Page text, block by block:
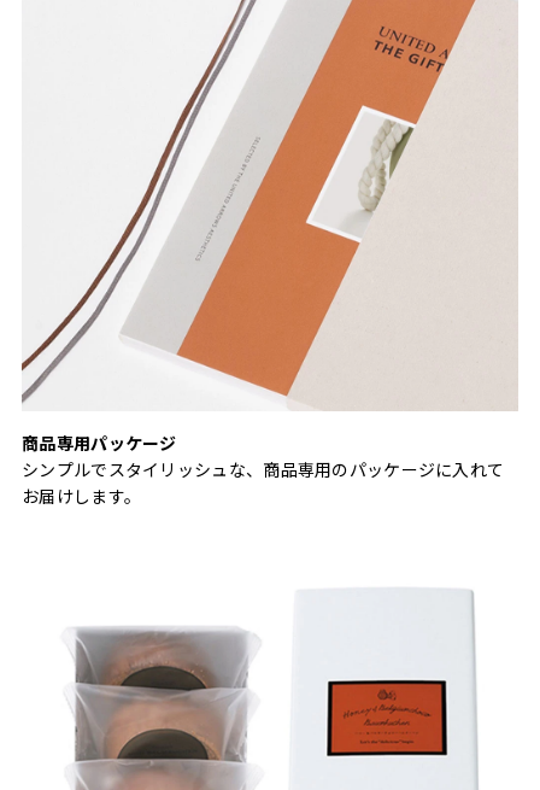
商品専用パッケージ
シンプルでスタイリッシュな、商品専用のパッケージに入れて
お届けします。